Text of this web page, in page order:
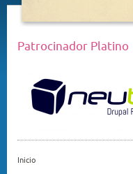
Patrocinador Platino
Inicio